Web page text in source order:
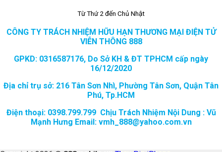
Từ Thứ 2 đến Chủ Nhật
CÔNG TY TRÁCH NHIỆM HỮU HẠN THƯƠNG MẠI ĐIỆN TỬ
VIỄN THÔNG 888
GPKD: 0316587176, Do Sở KH & ĐT TPHCM cấp ngày
16/12/2020
Địa chỉ trụ sở: 216 Tân Sơn Nhì, Phường Tân Sơn, Quận Tân
Phú, Tp.HCM
Điện thoại: 0398.799.799 Chịu Trách Nhiệm Nội Dung : Vũ
Mạnh Hưng Email: vmh_888@yahoo.com.vn